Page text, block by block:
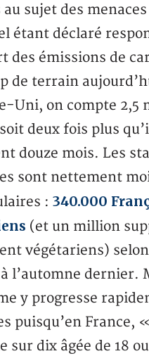
au sujet des
étant déclaré
des émissions de
de terrain
Uni, on compte 2,5
deux fois plus
douze mois. Les
sont nettement
:340.000
(et un million
végétariens)
l’automne dernier.
y progresse
puisqu’en France,
sur dix âgée de 18